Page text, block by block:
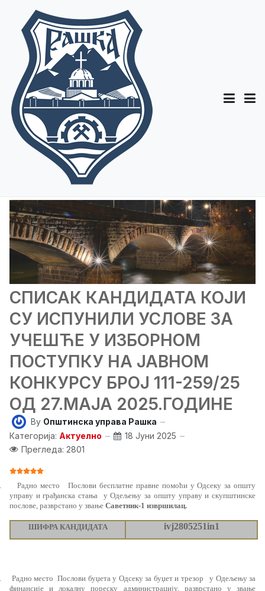
СПИСАК КАНДИДАТА КОЈИ
СУ ИСПУНИЛИ УСЛОВЕ ЗА
УЧЕШЋЕ У ИЗБОРНОМ
ПОСТУПКУ НА ЈАВНОМ
КОНКУРСУ БРОЈ 111-259/25
ОД 27.МАЈА 2025.ГОДИНЕ
By Општинска управа Рашка
Категорија: Актуелно
18 Јуни 2025
Прегледа: 2801
ОЦЕНА КОРИСНИКА:
Радно место
Послови бесплатне правне помоћи у Одсеку за општу
управу и грађанска стања
у Одељењу за општу управу и скупштинске
послове, разврстано у звање Саветник-1 извршилац.
ШИФРА КАНДИДАТА ivj2805251in1
Радно место Послови буџета у Одсеку за буџет и трезор
у Одељењу за
финансије и локалну пореску администрацију, разврстано у звање